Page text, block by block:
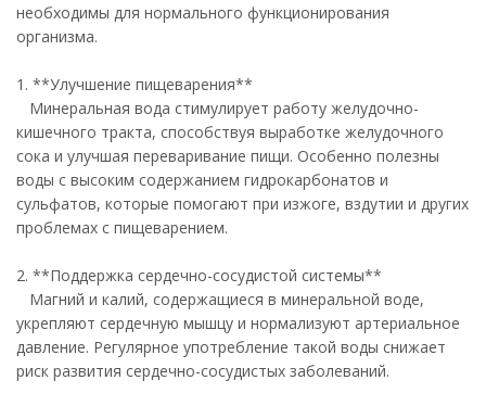
необходимы для нормального функционирования
организма.
1. **Улучшение пищеварения**
Минеральная вода стимулирует работу желудочно-
кишечного тракта, способствуя выработке желудочного
сока и улучшая переваривание пищи. Особенно полезны
воды с высоким содержанием гидрокарбонатов и
сульфатов, которые помогают при изжоге, вздутии и других
проблемах с пищеварением.
2. **Поддержка сердечно-сосудистой системы**
Магний и калий, содержащиеся в минеральной воде,
укрепляют сердечную мышцу и нормализуют артериальное
давление. Регулярное употребление такой воды снижает
риск развития сердечно-сосудистых заболеваний.